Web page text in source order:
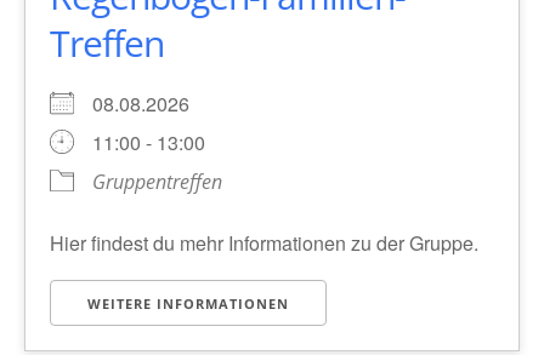
Treffen
08.08.2026
11:00 - 13:00
Gruppentreffen
Hier findest du mehr Informationen zu der Gruppe.
WEITERE INFORMATIONEN